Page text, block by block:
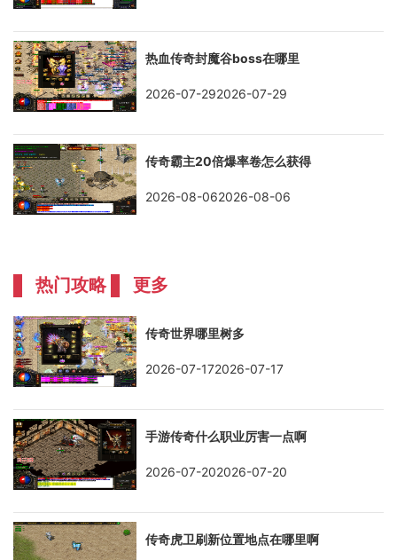
热血传奇封魔谷boss在哪里
2026-07-292026-07-29
传奇霸主20倍爆率卷怎么获得
2026-08-062026-08-06
热门攻略 更多
传奇世界哪里树多
2026-07-172026-07-17
手游传奇什么职业厉害一点啊
2026-07-202026-07-20
传奇虎卫刷新位置地点在哪里啊